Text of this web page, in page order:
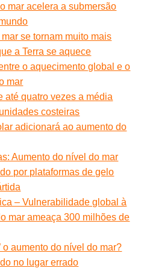
mar acelera a submersão
se tornam muito mais
a Terra se aquece
o aquecimento global e o
mar
até quatro vezes a média
costeiras
adicionará ao aumento do
Aumento do nível do mar
por plataformas de gelo
– Vulnerabilidade global à
mar ameaça 300 milhões de
o aumento do nível do mar?
no lugar errado